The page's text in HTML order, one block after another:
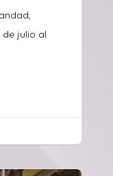
julio al